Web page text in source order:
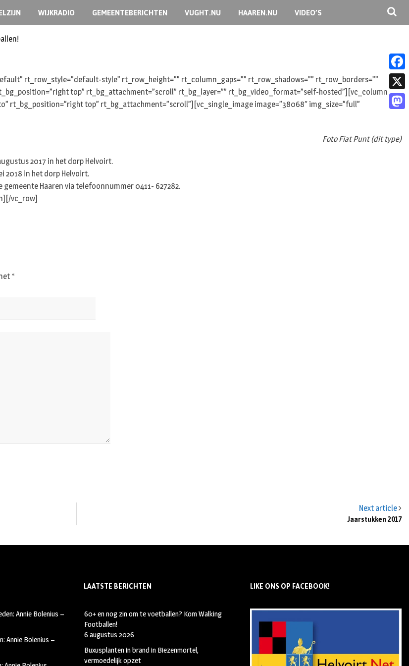
WIJKRADIO GEMEENTEBERICHTEN VUGHT.NU HAAREN.NU VIDEO’S
rt_row_style=”default-style” rt_row_height=”” rt_column_gaps=”” rt_row_shadows=”” rt_row_borders=””
top” rt_bg_attachment=”scroll” rt_bg_layer=”” rt_bg_video_format=”self-hosted”][vc_column
rt_bg_position=”right top” rt_bg_attachment=”scroll”][vc_single_image image=”38068″ img_size=”full”
Foto Fiat Punt (dit type)
2017 in het dorp Helvoirt.
2018 in het dorp Helvoirt.
Haaren via telefoonnummer 0411- 627282.
vc_row]
Next article
Jaarstukken 2017
*
Annie Bolenius –
Annie Bolenius –
LAATSTE BERICHTEN
60+ en nog zin om te voetballen? Kom Walking
Footballen!
6 augustus 2026
Buxusplanten in brand in Biezenmortel,
vermoedelijk opzet
LIKE ONS OP FACEBOOK!
F
a
c
b
X